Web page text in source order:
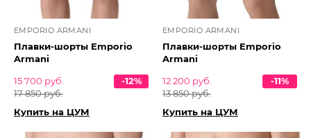
EMPORIO ARMANI
Плавки-шорты Emporio
Armani
15 700 руб.
17 850 руб.
-12%
Купить на ЦУМ
EMPORIO ARMANI
Плавки-шорты Emporio
Armani
12 200 руб.
13 850 руб.
-11%
Купить на ЦУМ